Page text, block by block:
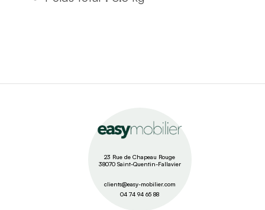
23 Rue de Chapeau Rouge
38070 Saint-Quentin-Fallavier
clients@easy-mobilier.com
04 74 94 65 88